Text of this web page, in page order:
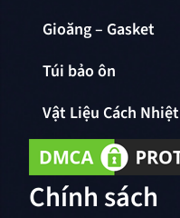
Gioăng – Gasket
Túi bảo ôn
Vật Liệu Cách Nhiệt
Chính sách